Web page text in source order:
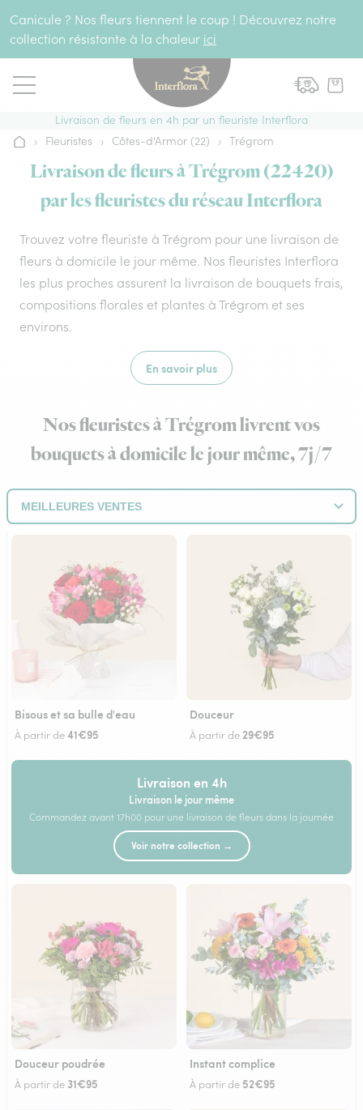
Canicule ? Nos fleurs tiennent le coup ! Découvrez notre
collection résistante à la chaleur ici
Livraison de fleurs en 4h par un fleuriste Interflora
Accueil
› Fleuristes › Côtes-d'Armor (22) › Trégrom
Livraison de fleurs à Trégrom (22420)
par les fleuristes du réseau Interflora
Trouvez votre fleuriste à Trégrom pour une livraison de
fleurs à domicile le jour même. Nos fleuristes Interflora
les plus proches assurent la livraison de bouquets frais,
compositions florales et plantes à Trégrom et ses
environs.
En savoir plus
Nos fleuristes à Trégrom livrent vos
bouquets à domicile le jour même, 7j/7
Bisous et sa bulle d'eau
À partir de41€95
Douceur
À partir de29€95
Livraison en 4h
Livraison le jour même
Commandez avant 17h00 pour une livraison de fleurs dans la journée
Voir notre collection →
Douceur poudrée
À partir de 31€95
Instant complice
À partir de 52€95